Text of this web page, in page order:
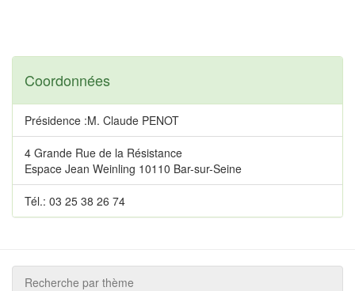
Coordonnées
Présidence :M. Claude PENOT
4 Grande Rue de la Résistance
Espace Jean Weinling 10110 Bar-sur-Seine
Tél.: 03 25 38 26 74
Recherche par thème